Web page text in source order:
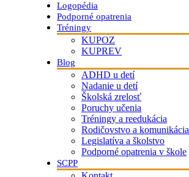
Logopédia
Podporné opatrenia
Tréningy
KUPOZ
KUPREV
Blog
ADHD u detí
Nadanie u detí
Školská zrelosť
Poruchy učenia
Tréningy a reedukácia
Rodičovstvo a komunikácia
Legislatíva a školstvo
Podporné opatrenia v škole
SCPP